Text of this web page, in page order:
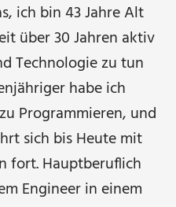
ich bin 43 Jahre Alt
über 30 Jahren aktiv
Technologie zu tun
habe ich
Programmieren, und
sich bis Heute mit
fort. Hauptberuflich
Engineer in einem